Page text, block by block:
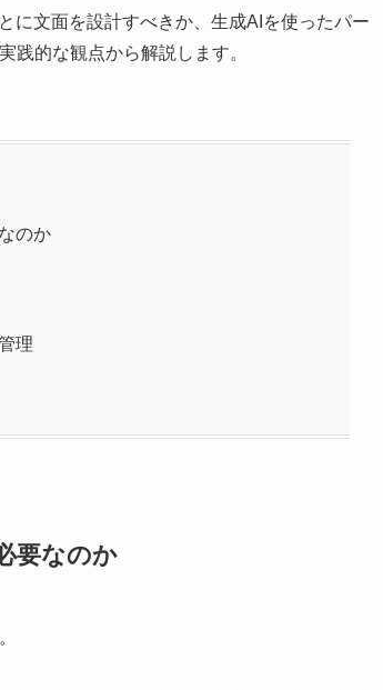
に文面を設計すべきか、生成AIを使ったパー
践的な観点から解説します。
のか
理
要なのか